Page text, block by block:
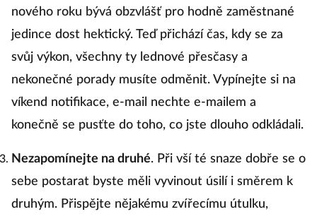
nového roku bývá obzvlášť pro hodně zaměstnané
jedince dost hektický. Teď přichází čas, kdy se za
svůj výkon, všechny ty lednové přesčasy a
nekonečné porady musíte odměnit. Vypínejte si na
víkend notifikace, e-mail nechte e-mailem a
konečně se pusťte do toho, co jste dlouho odkládali.
Nezapomínejte na druhé. Při vší té snaze dobře se o
sebe postarat byste měli vyvinout úsilí i směrem k
druhým. Přispějte nějakému zvířecímu útulku,